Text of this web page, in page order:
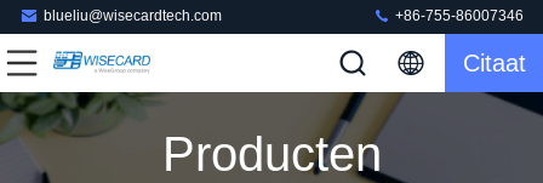
blueliu@wisecardtech.com +86-755-86007346
Citaat
Producten